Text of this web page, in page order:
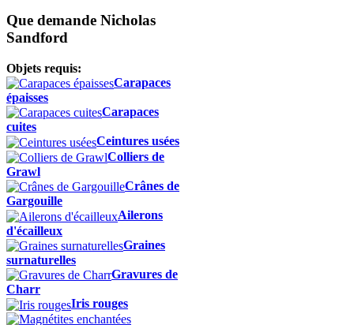
Que demande Nicholas
Sandford
Objets requis:
Carapaces
épaisses
Carapaces
cuites
Ceintures usées
Colliers de
Grawl
Crânes de
Gargouille
Ailerons
d'écailleux
Graines
surnaturelles
Gravures de
Charr
Iris rouges